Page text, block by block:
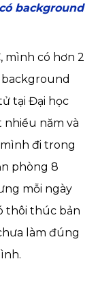
background
mình có hơn 2
background
tại Đại học
nhiều năm và
đi trong
phòng 8
mỗi ngày
thôi thúc bản
làm đúng